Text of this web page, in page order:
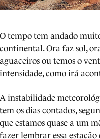
O tempo tem andado
continental. Ora faz sol,
aguaceiros ou temos o
intensidade, como irá
A instabilidade
tem os dias contados,
que estamos quase a um
fazer lembrar essa